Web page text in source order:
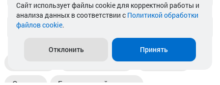
info@akkamulik.by
Пункты выдачи Магазины
Cайт использует файлы cookie для корректной работы и
анализа данных в соответствии с Политикой обработки
файлов cookie.
Отклонить Принять